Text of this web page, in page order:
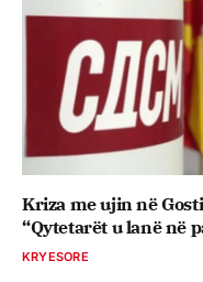
Kriza me ujin në
“Qytetarët u lanë në
KRYESORE